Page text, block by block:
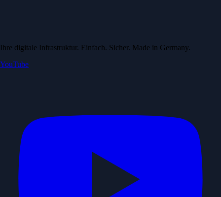
Ihre digitale Infrastruktur. Einfach. Sicher. Made in Germany.
YouTube